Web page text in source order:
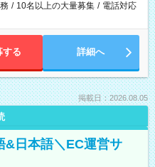
/ 10名以上の大量募集 / 電話対応
する 詳細へ
掲載日：2026.08.05
&日本語＼EC運営サ